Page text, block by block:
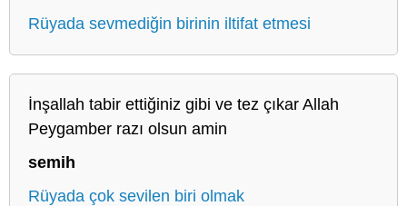
Rüyada sevmediğin birinin iltifat etmesi
İnşallah tabir ettiğiniz gibi ve tez çıkar Allah
Peygamber razı olsun amin
semih
Rüyada çok sevilen biri olmak